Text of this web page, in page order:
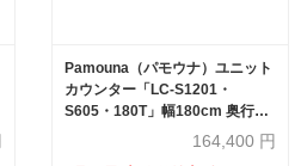
Pamouna（パモウナ）ユニット
カウンター「LC-S1201・
S605・180T」幅180cm 奥行
46cm 高さ92.7cm 引出し+扉収
納（扉：向かって左） サイドラ
164,400 円